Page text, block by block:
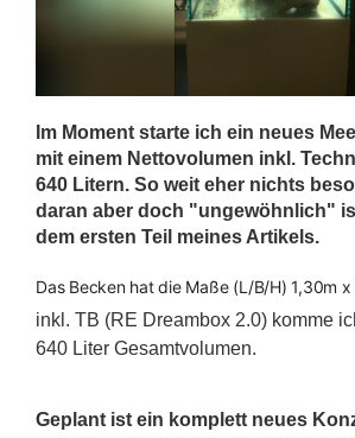
Im Moment starte ich ein neues
mit einem Nettovolumen inkl.
640 Litern. So weit eher nichts
daran aber doch "ungewöhnlich"
dem ersten Teil meines Artikels.
Das Becken hat die Maße (L/B/H) 1,30m
inkl. TB (RE Dreambox 2.0) komme
640 Liter Gesamtvolumen.
Geplant ist ein komplett neues